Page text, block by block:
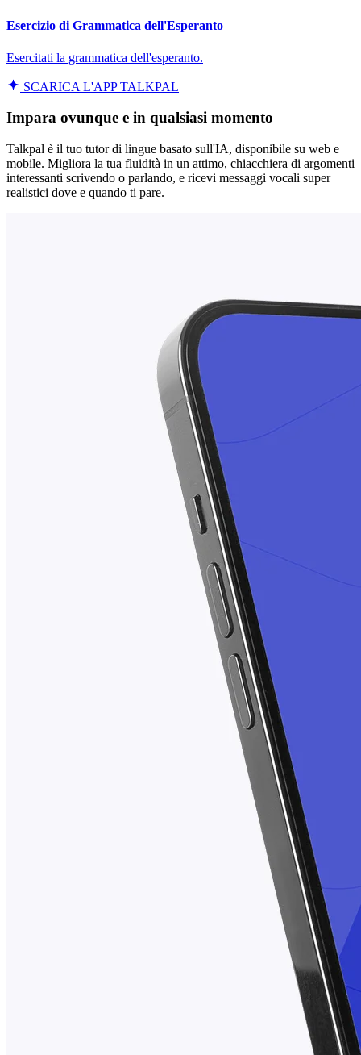
Esercizio di Grammatica dell'Esperanto
Esercitati la grammatica dell'esperanto.
SCARICA L'APP TALKPAL
Impara ovunque e in qualsiasi momento
Talkpal è il tuo tutor di lingue basato sull'IA, disponibile su web e
mobile. Migliora la tua fluidità in un attimo, chiacchiera di argomenti
interessanti scrivendo o parlando, e ricevi messaggi vocali super
realistici dove e quando ti pare.